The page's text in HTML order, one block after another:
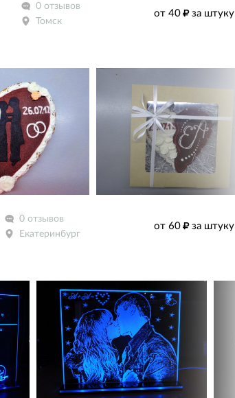
0 отзывов
Томск
от 40 за штуку
0 отзывов
Екатеринбург
от 60 за штуку